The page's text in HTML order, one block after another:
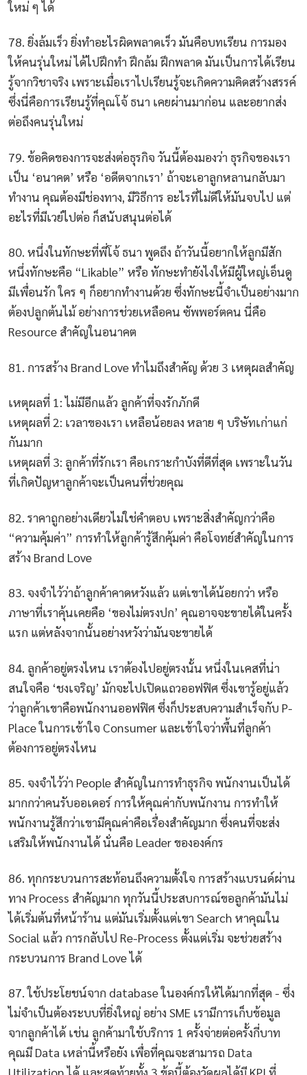
ใหม่ ๆ ได้
78. ยิ่งล้มเร็ว ยิ่งทำอะไรผิดพลาดเร็ว มันคือบทเรียน การมอง
ให้คนรุ่นใหม่ ได้ไปฝึกทำ ฝึกล้ม ฝึกพลาด มันเป็นการได้เรียน
รู้จากวิชาจริง เพราะเมื่อเราไปเรียนรู้จะเกิดความคิดสร้างสรรค์
ซึ่งนี่คือการเรียนรู้ที่คุณโจ้ ธนา เคยผ่านมาก่อน และอยากส่ง
ต่อถึงคนรุ่นใหม่
79. ข้อคิดของการจะส่งต่อธุรกิจ วันนี้ต้องมองว่า ธุรกิจของเรา
เป็น ‘อนาคต’ หรือ ‘อดีตจากเรา’ ถ้าจะเอาลูกหลานกลับมา
ทำงาน คุณต้องมีช่องทาง, มีวิธีการ อะไรที่ไม่ดีให้มันจบไป แต่
อะไรที่มีเวย์ไปต่อ ก็สนับสนุนต่อได้
80. หนึ่งในทักษะที่พี่โจ้ ธนา พูดถึง ถ้าวันนี้อยากให้ลูกมีสัก
หนึ่งทักษะคือ “Likable” หรือ ทักษะทำยังไงให้มีผู้ใหญ่เอ็นดู
มีเพื่อนรัก ใคร ๆ ก็อยากทำงานด้วย ซึ่งทักษะนี้จำเป็นอย่างมาก
ต้องปลูกต้นไม้ อย่างการช่วยเหลือคน ซัพพอร์ตคน นี่คือ
Resource สำคัญในอนาคต
81. การสร้าง Brand Love ทำไมถึงสำคัญ ด้วย 3 เหตุผลสำคัญ
เหตุผลที่ 1: ไม่มีอีกแล้ว ลูกค้าที่จงรักภักดี
เหตุผลที่ 2: เวลาของเรา เหลือน้อยลง หลาย ๆ บริษัทเก่าแก่
กันมาก
เหตุผลที่ 3: ลูกค้าที่รักเรา คือเกราะกำบังที่ดีที่สุด เพราะในวัน
ที่เกิดปัญหาลูกค้าจะเป็นคนที่ช่วยคุณ
82. ราคาถูกอย่างเดียวไม่ใช่คำตอบ เพราะสิ่งสำคัญกว่าคือ
“ความคุ้มค่า” การทำให้ลูกค้ารู้สึกคุ้มค่า คือโจทย์สำคัญในการ
สร้าง Brand Love
83. จงจำไว้ว่าถ้าลูกค้าคาดหวังแล้ว แต่เขาได้น้อยกว่า หรือ
ภาษาที่เราคุ้นเคยคือ ‘ของไม่ตรงปก’ คุณอาจจะขายได้ในครั้ง
แรก แต่หลังจากนั้นอย่างหวังว่ามันจะขายได้
84. ลูกค้าอยู่ตรงไหน เราต้องไปอยู่ตรงนั้น หนึ่งในเคสที่น่า
สนใจคือ ‘ชงเจริญ’ มักจะไปเปิดแถวออฟฟิศ ซึ่งเขารู้อยู่แล้ว
ว่าลูกค้าเขาคือพนักงานออฟฟิศ ซึ่งก็ประสบความสำเร็จกับ P-
Place ในการเข้าใจ Consumer และเข้าใจว่าพื้นที่ลูกค้า
ต้องการอยู่ตรงไหน
85. จงจำไว้ว่า People สำคัญในการทำธุรกิจ พนักงานเป็นได้
มากกว่าคนรับออเดอร์ การให้คุณค่ากับพนักงาน การทำให้
พนักงานรู้สึกว่าเขามีคุณค่าคือเรื่องสำคัญมาก ซึ่งคนที่จะส่ง
เสริมให้พนักงานได้ นั่นคือ Leader ขององค์กร
86. ทุกกระบวนการสะท้อนถึงความตั้งใจ การสร้างแบรนด์ผ่าน
ทาง Process สำคัญมาก ทุกวันนี้ประสบการณ์ขอลูกค้ามันไม่
ได้เริ่มต้นที่หน้าร้าน แต่มันเริ่มตั้งแต่เขา Search หาคุณใน
Social แล้ว การกลับไป Re-Process ตั้งแต่เริ่ม จะช่วยสร้าง
กระบวนการ Brand Love ได้
87. ใช้ประโยชน์จาก database ในองค์กรให้ได้มากที่สุด - ซึ่ง
ไม่จำเป็นต้องระบบที่ยิ่งใหญ่ อย่าง SME เรามีการเก็บข้อมูล
จากลูกค้าได้ เช่น ลูกค้ามาใช้บริการ 1 ครั้งจ่ายต่อครั้งกี่บาท
คุณมี Data เหล่านี้หรือยัง เพื่อที่คุณจะสามารถ Data